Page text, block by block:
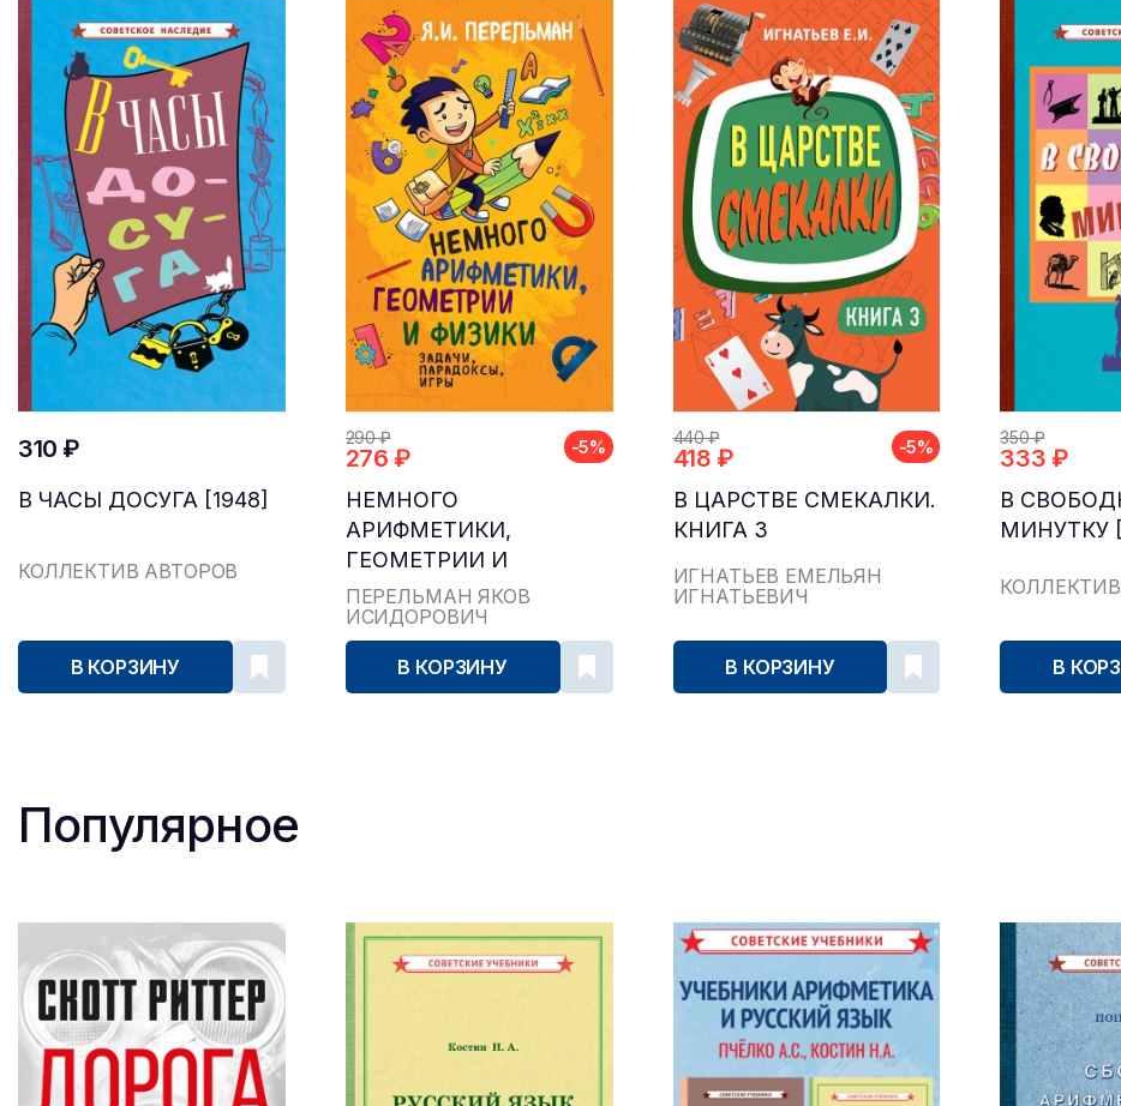
310 ₽
В ЧАСЫ ДОСУГА [1948]
КОЛЛЕКТИВ АВТОРОВ
В КОРЗИНУ
290 ₽
276 ₽ -5%
НЕМНОГО
АРИФМЕТИКИ,
ГЕОМЕТРИИ И
ФИЗИКИ. ЗАДАЧИ,
ПАРАДОКСЫ, ИГРЫ
ПЕРЕЛЬМАН ЯКОВ
ИСИДОРОВИЧ
В КОРЗИНУ
440 ₽
418 ₽ -5%
В ЦАРСТВЕ СМЕКАЛКИ.
КНИГА 3
ИГНАТЬЕВ ЕМЕЛЬЯН
ИГНАТЬЕВИЧ
В КОРЗИНУ
350 ₽
333 ₽
В
МИНУТКУ
В
Популярное